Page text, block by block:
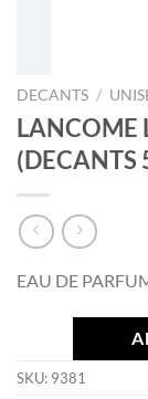
DECANTS /
LANCOME
(DECANTS
EAU DE
SKU: 9381